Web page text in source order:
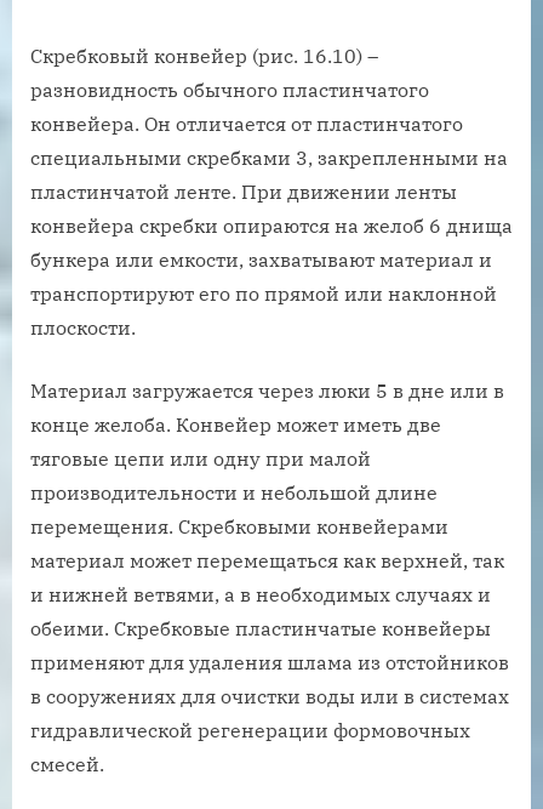
Скребковый конвейер (рис. 16.10) –
разновидность обычного пластинчатого
конвейера. Он отличается от пластинчатого
специальными скребками 3, закрепленными на
пластинчатой ленте. При движении ленты
конвейера скребки опираются на желоб 6 днища
бункера или емкости, захватывают материал и
транспортируют его по прямой или наклонной
плоскости.
Материал загружается через люки 5 в дне или в
конце желоба. Конвейер может иметь две
тяговые цепи или одну при малой
производительности и небольшой длине
перемещения. Скребковыми конвейерами
материал может перемещаться как верхней, так
и нижней ветвями, а в необходимых случаях и
обеими. Скребковые пластинчатые конвейеры
применяют для удаления шлама из отстойников
в сооружениях для очистки воды или в системах
гидравлической регенерации формовочных
смесей.